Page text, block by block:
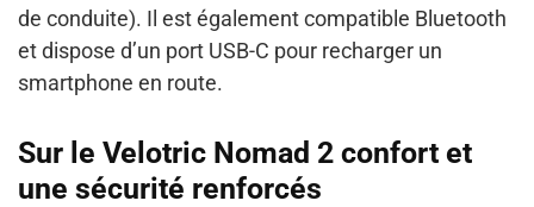
de conduite). Il est également compatible Bluetooth
et dispose d’un port USB-C pour recharger un
smartphone en route.
Sur le Velotric Nomad 2 confort et
une sécurité renforcés